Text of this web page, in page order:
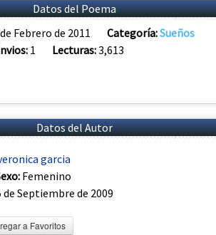
Datos del Poema
Febrero de 2011 Categoría:Sueños
1 Lecturas:3,613
Datos del Autor
garcia
Femenino
de Septiembre de 2009
a Favoritos